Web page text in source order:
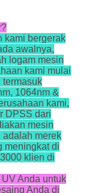
kami bergerak
awalnya,
logam mesin
kami mulai
termasuk
1064nm &
kami,
DPSS dari
mesin
adalah merek
meningkat di
klien di
Anda untuk
Anda di